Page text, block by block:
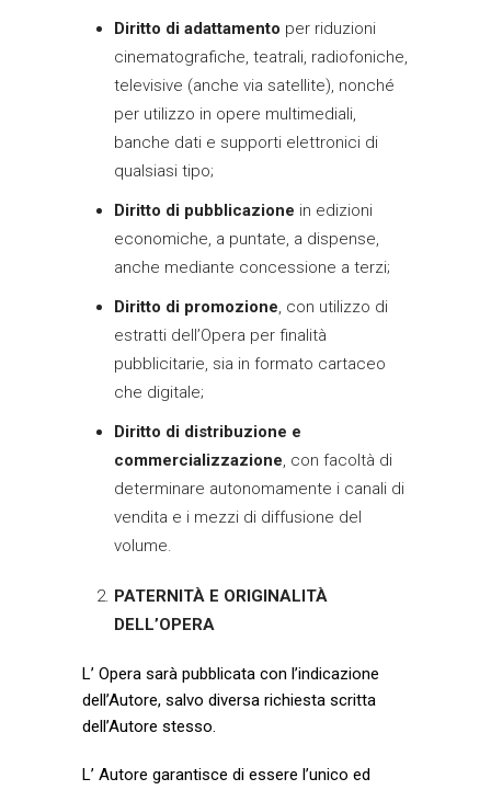
Diritto di adattamento per riduzioni
cinematografiche, teatrali, radiofoniche,
televisive (anche via satellite), nonché
per utilizzo in opere multimediali,
banche dati e supporti elettronici di
qualsiasi tipo;
Diritto di pubblicazione in edizioni
economiche, a puntate, a dispense,
anche mediante concessione a terzi;
Diritto di promozione, con utilizzo di
estratti dell’Opera per finalità
pubblicitarie, sia in formato cartaceo
che digitale;
Diritto di distribuzione e
commercializzazione, con facoltà di
determinare autonomamente i canali di
vendita e i mezzi di diffusione del
volume.
PATERNITÀ E ORIGINALITÀ
DELL’OPERA
L’ Opera sarà pubblicata con l’indicazione
dell’Autore, salvo diversa richiesta scritta
dell’Autore stesso.
L’ Autore garantisce di essere l’unico ed